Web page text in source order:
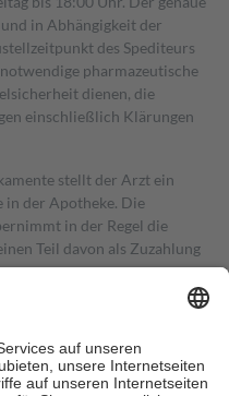
in Abhängigkeit der
des Spediteurs
pharmazeutische
dienen, die
einschließlich Klärungen
stellt der Arzt ein
in der Apotheke. Die
in der Regel die
Teil davon als Zuzahlung
in Höhe von zehn
nie mehr als die tatsächlichen
für Online-Apotheken.